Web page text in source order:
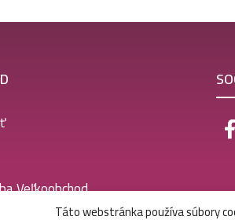
Táto webstránka používa súbory
Veľkoobchod